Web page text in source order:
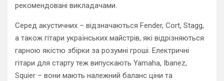
рекомендовані викладачами.
Серед акустичних – відзначаються Fender, Cort, Stagg,
а також гітари українських майстрів, які відрізняються
гарною якістю збірки за розумні гроші. Електричні
гітари для старту теж випускають Yamaha, Ibanez,
Squier – вони мають належний баланс ціни та